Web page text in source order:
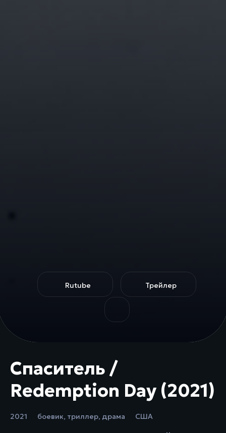
Rutube Трейлер
Спаситель /
Redemption Day (2021)
2021 боевик, триллер, драма США